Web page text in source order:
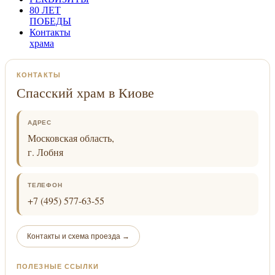
80 ЛЕТ
ПОБЕДЫ
Контакты
храма
КОНТАКТЫ
Спасский храм в Киове
АДРЕС
Московская область,
г. Лобня
ТЕЛЕФОН
+7 (495) 577-63-55
Контакты и схема проезда →
ПОЛЕЗНЫЕ ССЫЛКИ